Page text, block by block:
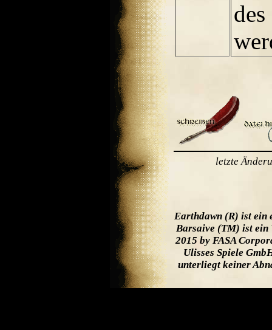
letzte
Earthdawn (R) ist ein
Barsaive (TM) ist ein
2015 by FASA
Ulisses Spiele
unterliegt keiner